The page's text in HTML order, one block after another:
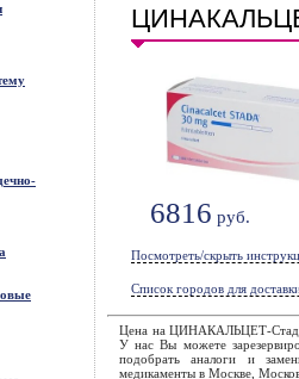
6816 руб.
Посмотреть/скрыть
Список городов для
Цена на ЦИНАКАЛЬЦЕТ-Стада /
У нас Вы можете
подобрать аналоги и
медикаменты в Москве,